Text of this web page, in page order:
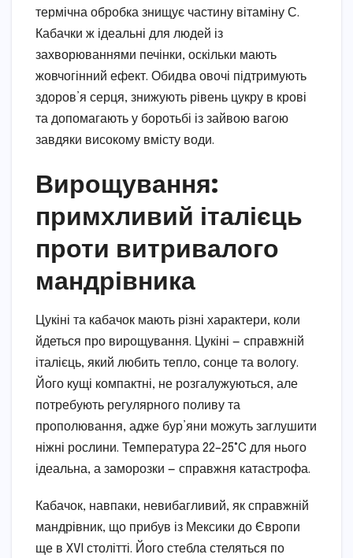
термічна обробка знищує частину вітаміну С.
Кабачки ж ідеальні для людей із
захворюваннями печінки, оскільки мають
жовчогінний ефект. Обидва овочі підтримують
здоров’я серця, знижують рівень цукру в крові
та допомагають у боротьбі із зайвою вагою
завдяки високому вмісту води.
Вирощування:
примхливий італієць
проти витривалого
мандрівника
Цукіні та кабачок мають різні характери, коли
йдеться про вирощування. Цукіні — справжній
італієць, який любить тепло, сонце та вологу.
Його кущі компактні, не розгалужуються, але
потребують регулярного поливу та
прополювання, адже бур’яни можуть заглушити
ніжні рослини. Температура 22–25°C для нього
ідеальна, а заморозки — справжня катастрофа.
Кабачок, навпаки, невибагливий, як справжній
мандрівник, що прибув із Мексики до Європи
ще в XVI столітті. Його стебла стеляться по